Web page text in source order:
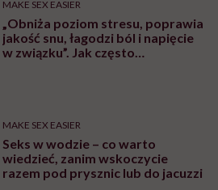
MAKE SEX EASIER
„Obniża poziom stresu, poprawia
jakość snu, łagodzi ból i napięcie
w związku”. Jak często
MAKE SEX EASIER
Seks w wodzie – co warto
wiedzieć, zanim wskoczycie
razem pod prysznic lub do jacuzzi